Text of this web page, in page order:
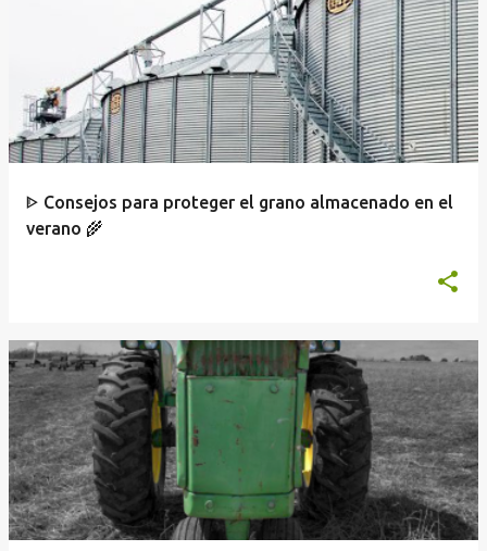
ᐈ Consejos para proteger el grano almacenado en el
verano 🌾